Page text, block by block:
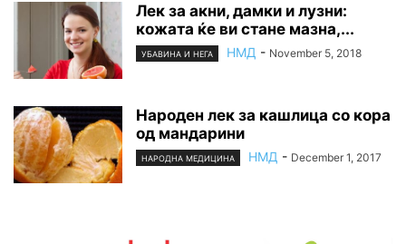
Лек за акни, дамки и лузни:
кожата ќе ви стане мазна,...
УБАВИНА И НЕГА НМД - November 5, 2018
Народен лек за кашлица со кора
од мандарини
НАРОДНА МЕДИЦИНА НМД - December 1, 2017